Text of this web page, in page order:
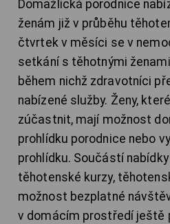
Domažlická porodnice
ženám již v průběhu
čtvrtek v měsíci se v
setkání s těhotnými
během nichž zdravotníci
nabízené služby. Ženy,
zúčastnit, mají možnost
prohlídku porodnice nebo
prohlídku. Součástí
těhotenské kurzy,
možnost bezplatné
v domácím prostředí ještě